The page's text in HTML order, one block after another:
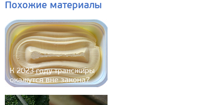
Похожие материалы
К 2023 году трансжиры
окажутся вне закона?